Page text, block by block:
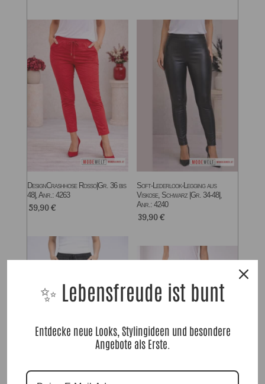
DesignCrashhose Rosso|Gr. 36 bis
48|, Anr.: 4263
59,90€
Soft-Lederlook-Legging aus
Viskose, Schwarz |Gr. 34-48|,
Anr.: 4240
39,90€
✨ Lebensfreude ist bunt
Entdecke neue Looks, Stylingideen und besondere
Angebote als Erste.